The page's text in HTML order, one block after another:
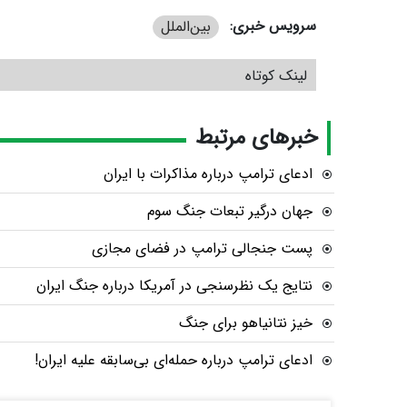
سرویس خبری: بین‌الملل
لینک کوتاه
خبرهای مرتبط
ادعای ترامپ درباره مذاکرات با ایران
جهان درگیر تبعات جنگ سوم
پست جنجالی ترامپ در فضای مجازی
نتایج یک نظرسنجی در آمریکا درباره جنگ ایران
خیز نتانیاهو برای جنگ
ادعای ترامپ درباره حمله‌ای بی‌سابقه علیه ایران!